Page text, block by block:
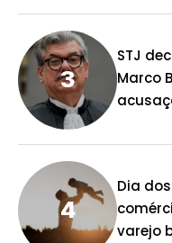
STJ
Marco
Dia
varejo